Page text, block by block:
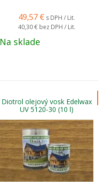
49,57 € s DPH / Lit.
40,30 € bez DPH / Lit.
Na sklade
Diotrol olejový vosk Edelwax
UV 5120-30 (10 l)